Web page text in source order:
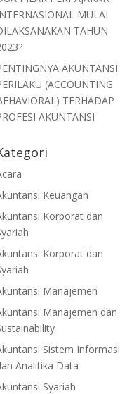
MULAI
TAHUN
AKUNTANSI
(ACCOUNTING
TERHADAP
AKUNTANSI
Keuangan
Korporat dan
Korporat dan
Manajemen
Manajemen dan
Sistem Informasi
Analitika Data
Syariah